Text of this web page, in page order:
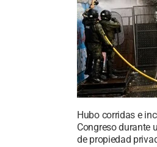
Hubo corridas e
Congreso durante
de propiedad